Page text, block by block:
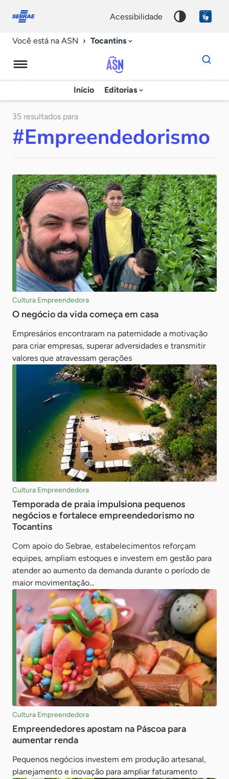
conosco
acessibilidade
Você está na ASN Tocantins
Agência
Sebrae
Notícias
Início Editorias
Dados
para
chave
35 resultados para
#Empreendedorismo
Cultura Empreendedora
O negócio da vida começa em casa
Empresários encontraram na paternidade a motivação
para criar empresas, superar adversidades e transmitir
valores que atravessam gerações
Cultura Empreendedora
Temporada de praia impulsiona pequenos
negócios e fortalece empreendedorismo no
Tocantins
Com apoio do Sebrae, estabelecimentos reforçam
equipes, ampliam estoques e investem em gestão para
atender ao aumento da demanda durante o período de
maior movimentação...
Cultura Empreendedora
Empreendedores apostam na Páscoa para
aumentar renda
Pequenos negócios investem em produção artesanal,
planejamento e inovação para ampliar faturamento